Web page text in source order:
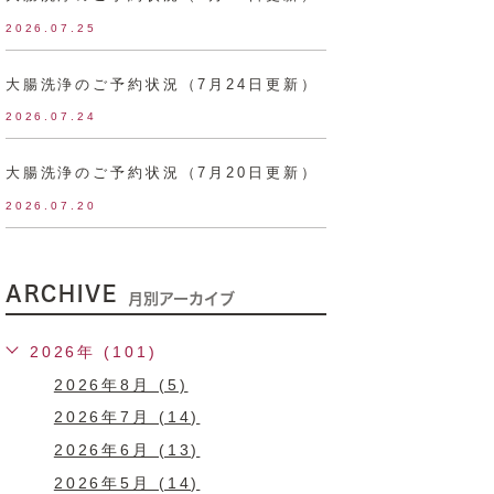
2026.07.25
大腸洗浄のご予約状況（7月24日更新）
2026.07.24
大腸洗浄のご予約状況（7月20日更新）
2026.07.20
ARCHIVE 月別アーカイブ
2026年 (101)
2026年8月 (5)
2026年7月 (14)
2026年6月 (13)
2026年5月 (14)